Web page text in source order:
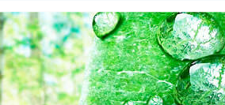
Movilidad Turismo Varios